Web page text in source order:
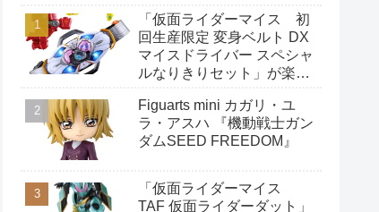
「仮面ライダーマイス 初
回生産限定 変身ベルト DX
マイスドライバー スペシャ
ルなりきりセット」が楽天
Figuarts mini カガリ・ユ
ラ・アスハ 『機動戦士ガン
ダムSEED FREEDOM』
「仮面ライダーマイス
TAF 仮面ライダーダット」